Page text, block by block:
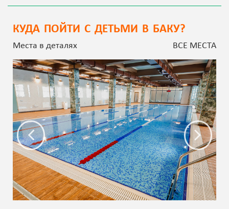
КУДА ПОЙТИ С ДЕТЬМИ В БАКУ?
Места в деталях ВСЕ МЕСТА